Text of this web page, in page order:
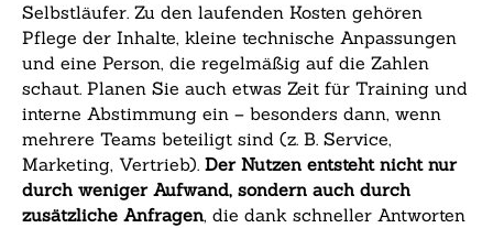
Selbstläufer. Zu den laufenden Kosten gehören
Pflege der Inhalte, kleine technische Anpassungen
und eine Person, die regelmäßig auf die Zahlen
schaut. Planen Sie auch etwas Zeit für Training und
interne Abstimmung ein – besonders dann, wenn
mehrere Teams beteiligt sind (z. B. Service,
Marketing, Vertrieb). Der Nutzen entsteht nicht nur
durch weniger Aufwand, sondern auch durch
zusätzliche Anfragen, die dank schneller Antworten